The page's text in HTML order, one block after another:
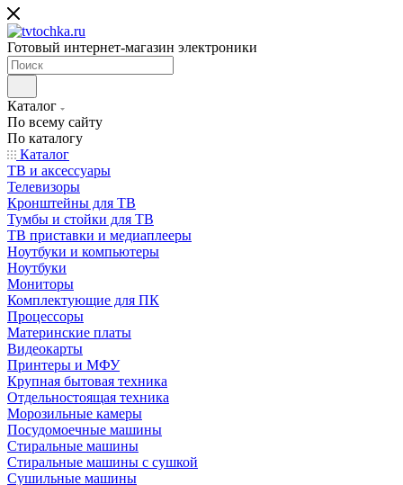
Готовый интернет-магазин электроники
Каталог
По всему сайту
По каталогу
Каталог
ТВ и аксессуары
Телевизоры
Кронштейны для ТВ
Тумбы и стойки для ТВ
ТВ приставки и медиаплееры
Ноутбуки и компьютеры
Ноутбуки
Мониторы
Комплектующие для ПК
Процессоры
Материнские платы
Видеокарты
Принтеры и МФУ
Крупная бытовая техника
Отдельностоящая техника
Морозильные камеры
Посудомоечные машины
Стиральные машины
Стиральные машины с сушкой
Сушильные машины